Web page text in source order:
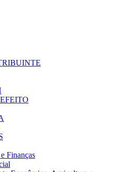
Finanças